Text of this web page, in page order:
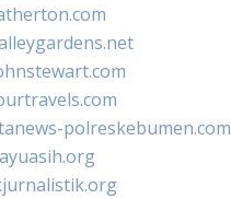
polreskebumen.com